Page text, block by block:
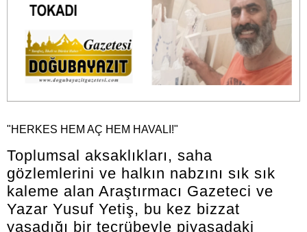
"HERKES HEM AÇ HEM HAVALI!"
Toplumsal aksaklıkları, saha
gözlemlerini ve halkın nabzını sık sık
kaleme alan Araştırmacı Gazeteci ve
Yazar Yusuf Yetiş, bu kez bizzat
yaşadığı bir tecrübeyle piyasadaki